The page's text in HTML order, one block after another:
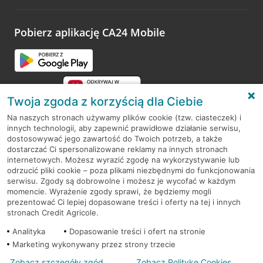
opinie.
Pobierz aplikację CA24 Mobile
RODO
Regulamin serwisu
Mapa serwisu
PolitykaCookies
Twoja zgoda z korzyścią dla Ciebie
Na naszych stronach używamy plików cookie (tzw. ciasteczek) i
innych technologii, aby zapewnić prawidłowe działanie serwisu,
dostosowywać jego zawartość do Twoich potrzeb, a także
dostarczać Ci spersonalizowane reklamy na innych stronach
internetowych. Możesz wyrazić zgodę na wykorzystywanie lub
odrzucić pliki cookie – poza plikami niezbędnymi do funkcjonowania
serwisu. Zgody są dobrowolne i możesz je wycofać w każdym
momencie. Wyrażenie zgody sprawi, że będziemy mogli
prezentować Ci lepiej dopasowane treści i oferty na tej i innych
stronach Credit Agricole.
Analityka
Dopasowanie treści i ofert na stronie
Marketing wykonywany przez strony trzecie